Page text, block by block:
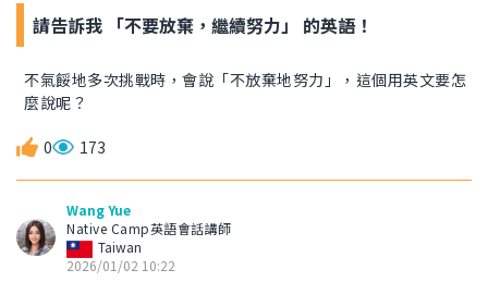
請告訴我 「不要放棄，繼續努力」 的英語！
不氣餒地多次挑戰時，會說「不放棄地努力」，這個用英文要怎
麼說呢？
0 173
Wang Yue
Native Camp英語會話講師
Taiwan
2026/01/02 10:22